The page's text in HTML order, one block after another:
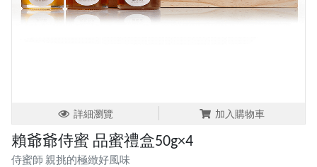
詳細瀏覽 加入購物車
賴爺爺侍蜜 品蜜禮盒50g×4
侍蜜師 親挑的極緻好風味